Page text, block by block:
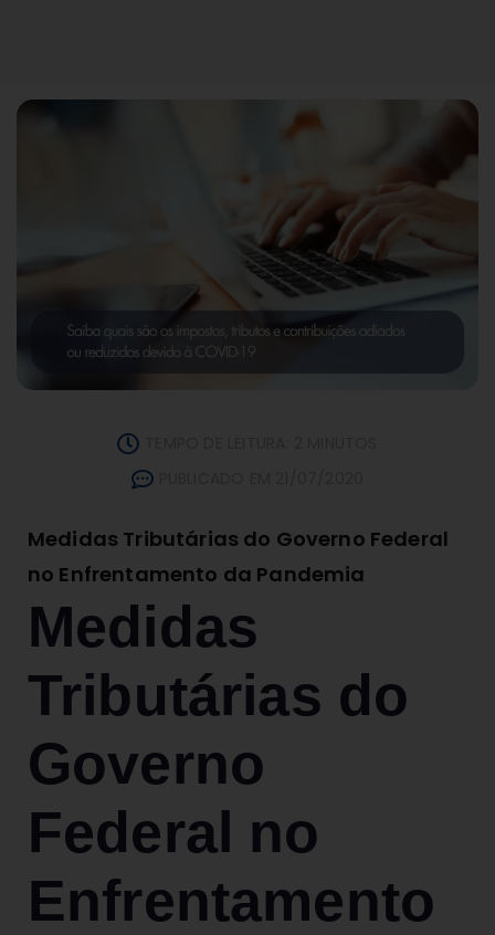
Medidas Tributárias do Governo Federal
no Enfrentamento da Pandemia
Medidas
Tributárias do
Governo
Federal no
Enfrentamento